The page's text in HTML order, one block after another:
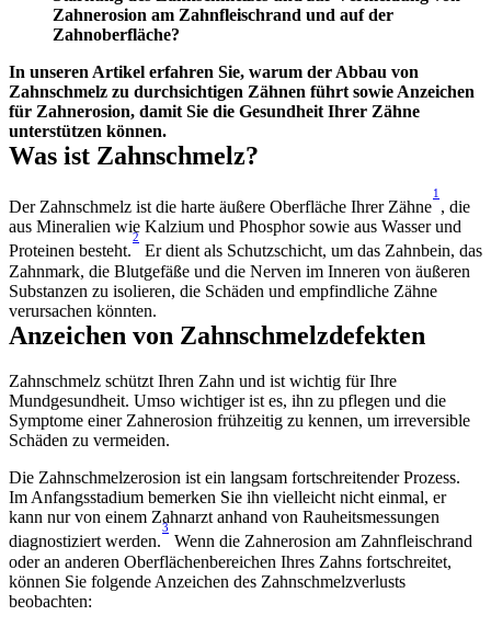
Zahnerosion am Zahnfleischrand und auf der
Zahnoberfläche?
In unseren Artikel erfahren Sie, warum der Abbau von
Zahnschmelz zu durchsichtigen Zähnen führt sowie Anzeichen
für Zahnerosion, damit Sie die Gesundheit Ihrer Zähne
unterstützen können.
Was ist Zahnschmelz?
Der Zahnschmelz ist die harte äußere Oberfläche Ihrer Zähne
1
, die
aus Mineralien wie Kalzium und Phosphor sowie aus Wasser und
Proteinen besteht.
2
Er dient als Schutzschicht, um das Zahnbein, das
Zahnmark, die Blutgefäße und die Nerven im Inneren von äußeren
Substanzen zu isolieren, die Schäden und empfindliche Zähne
verursachen könnten.
Anzeichen von Zahnschmelzdefekten
Zahnschmelz schützt Ihren Zahn und ist wichtig für Ihre
Mundgesundheit. Umso wichtiger ist es, ihn zu pflegen und die
Symptome einer Zahnerosion frühzeitig zu kennen, um irreversible
Schäden zu vermeiden.
Die Zahnschmelzerosion ist ein langsam fortschreitender Prozess.
Im Anfangsstadium bemerken Sie ihn vielleicht nicht einmal, er
kann nur von einem Zahnarzt anhand von Rauheitsmessungen
diagnostiziert werden.
3
Wenn die Zahnerosion am Zahnfleischrand
oder an anderen Oberflächenbereichen Ihres Zahns fortschreitet,
können Sie folgende Anzeichen des Zahnschmelzverlusts
beobachten: